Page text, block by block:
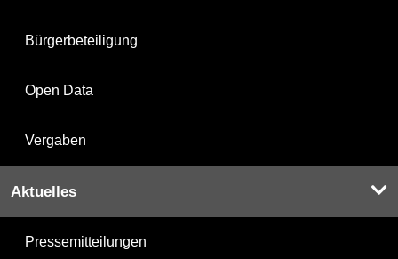
Bürgerbeteiligung
Open Data
Vergaben
Aktuelles
Pressemitteilungen